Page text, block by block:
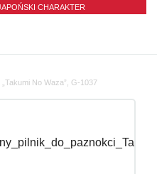
CHARAKTER
No Waza”, G-1037